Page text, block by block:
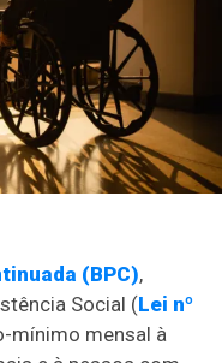
(BPC),
Social (Lei nº
mínimo mensal à